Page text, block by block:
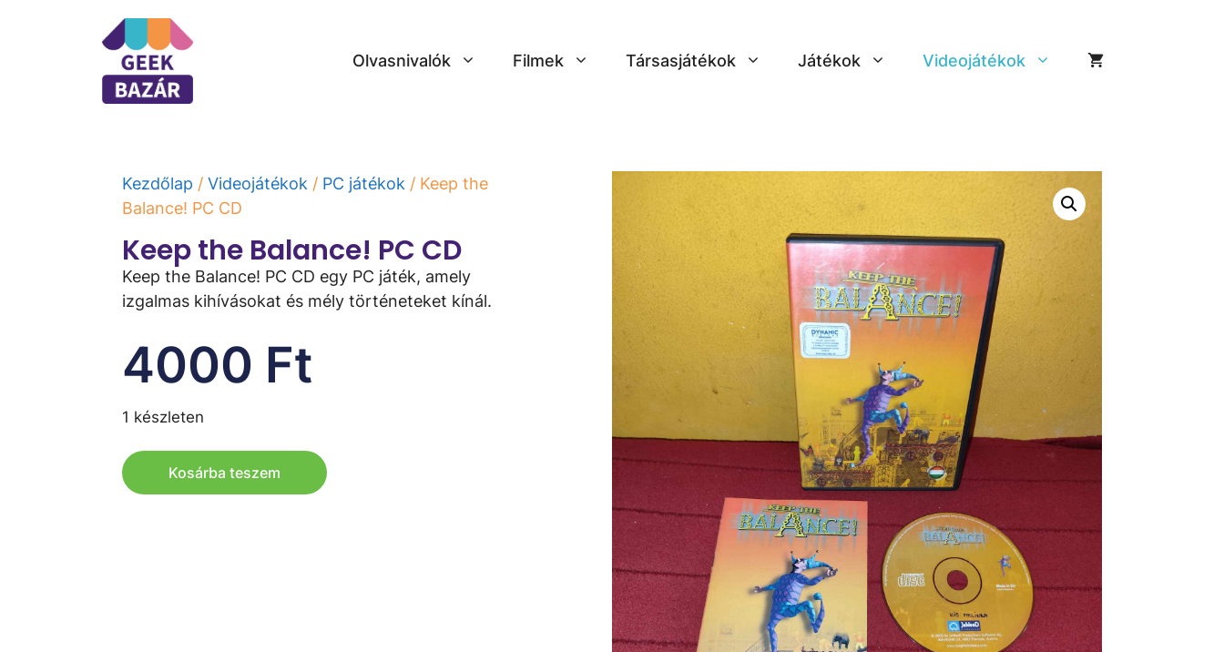
Olvasnivalók Filmek Társasjátékok Játékok Videojátékok
Kezdőlap /Videojátékok / PC játékok / Keep the
Balance! PC CD
Keep the Balance! PC CD
Keep the Balance! PC CD egy PC játék, amely
izgalmas kihívásokat és mély történeteket kínál.
4000 Ft
1 készleten
Kosárba teszem